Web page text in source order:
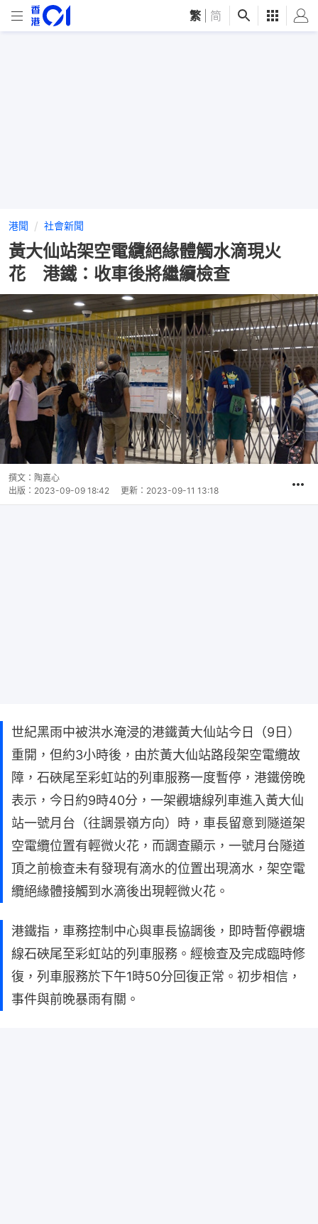
繁 简
港聞 社會新聞
黃大仙站架空電纜絕緣體觸水滴現火
花 港鐵：收車後將繼續檢查
撰文： 陶嘉心
出版： 2023-09-09 18:42 更新： 2023-09-11 13:18
世紀黑雨中被洪水淹浸的港鐵黃大仙站今日（9日）
重開，但約3小時後，由於黃大仙站路段架空電纜故
障，石硤尾至彩虹站的列車服務一度暫停，港鐵傍晚
表示，今日約9時40分，一架觀塘線列車進入黃大仙
站一號月台（往調景嶺方向）時，車長留意到隧道架
空電纜位置有輕微火花，而調查顯示，一號月台隧道
頂之前檢查未有發現有滴水的位置出現滴水，架空電
纜絕緣體接觸到水滴後出現輕微火花。
港鐵指，車務控制中心與車長協調後，即時暫停觀塘
線石硤尾至彩虹站的列車服務。經檢查及完成臨時修
復，列車服務於下午1時50分回復正常。初步相信，
事件與前晚暴雨有關。